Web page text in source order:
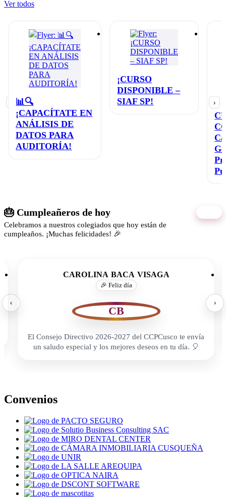
Ver todos
📊🔍
¡CAPACÍTATE EN
ANÁLISIS DE
DATOS PARA
AUDITORÍA!
¡CURSO
DISPONIBLE –
SIAF SP!
›
🎂 Cumpleañeros de hoy
Celebramos a nuestros colegiados que hoy están de
cumpleaños. ¡Muchas felicidades! 🎉
‹
CAROLINA BACA VISAGA
🎉 Feliz día
CB
El Consejo Directivo 2026-2027 del CCPCusco te envía
un saludo especial y los mejores deseos en tu día. 🎈
›
Convenios